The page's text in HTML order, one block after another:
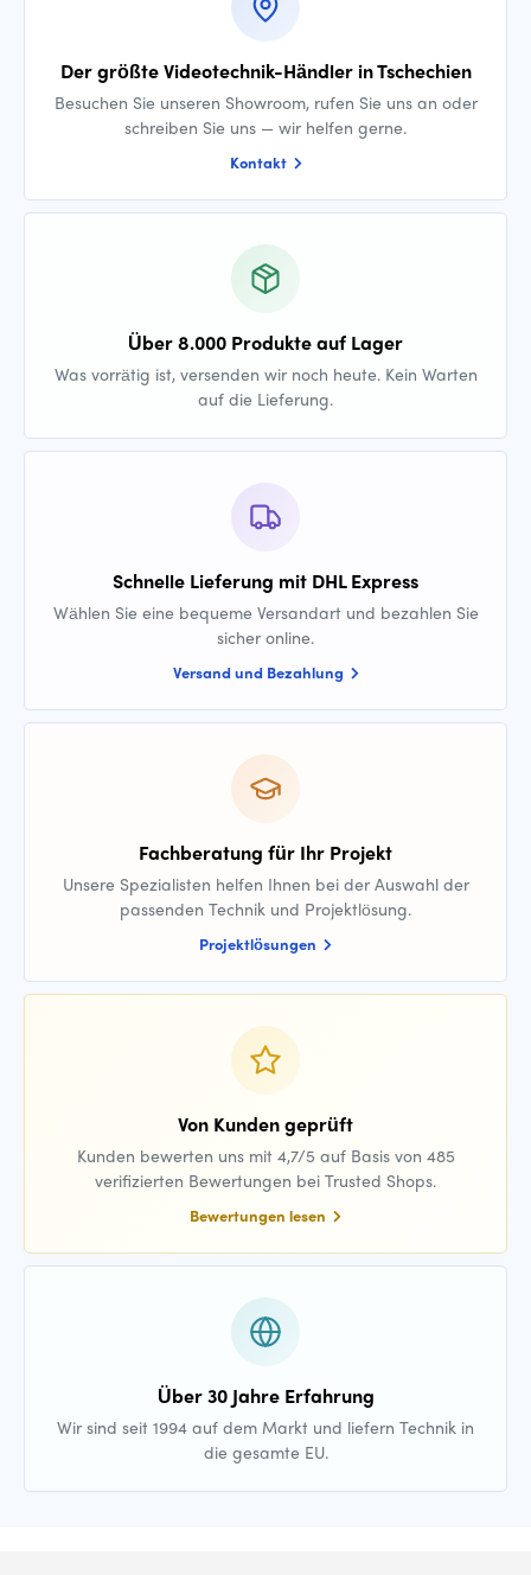
Der größte Videotechnik-Händler in Tschechien
Besuchen Sie unseren Showroom, rufen Sie uns an oder
schreiben Sie uns — wir helfen gerne.
Kontakt
Über 8.000 Produkte auf Lager
Was vorrätig ist, versenden wir noch heute. Kein Warten
auf die Lieferung.
Schnelle Lieferung mit DHL Express
Wählen Sie eine bequeme Versandart und bezahlen Sie
sicher online.
Versand und Bezahlung
Fachberatung für Ihr Projekt
Unsere Spezialisten helfen Ihnen bei der Auswahl der
passenden Technik und Projektlösung.
Projektlösungen
Von Kunden geprüft
Kunden bewerten uns mit 4,7/5 auf Basis von 485
verifizierten Bewertungen bei Trusted Shops.
Bewertungen lesen
Über 30 Jahre Erfahrung
Wir sind seit 1994 auf dem Markt und liefern Technik in
die gesamte EU.